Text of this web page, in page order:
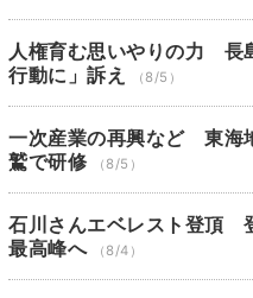
人権育む思いやりの力
行動に」訴え
（8/5）
一次産業の再興など 東海
鷲で研修
（8/5）
石川さんエベレスト登頂
最高峰へ
（8/4）